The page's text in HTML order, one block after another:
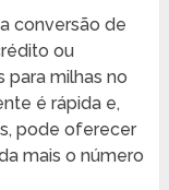
conversão de
ou
para milhas no
é rápida e,
pode oferecer
mais o número